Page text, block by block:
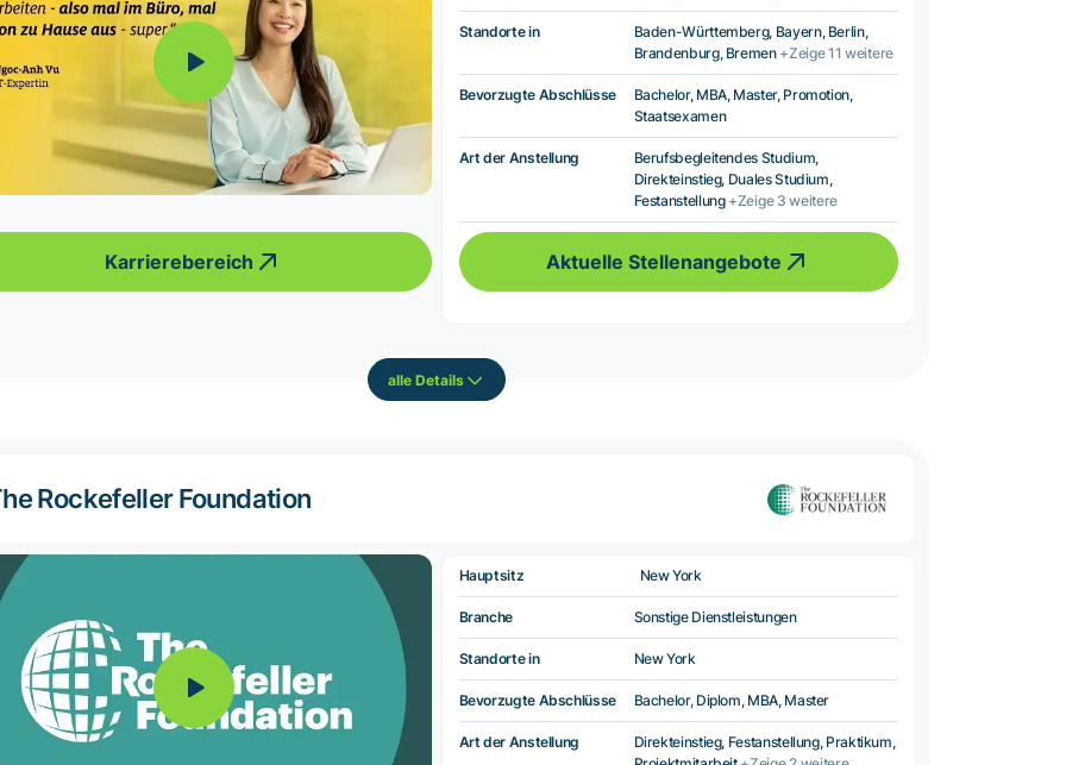
Karrierebereich
Standorte in
Baden-Württemberg, Bayern, Berlin,
Brandenburg, Bremen +Zeige 11 weitere
Bevorzugte Abschlüsse
Bachelor, MBA, Master, Promotion,
Staatsexamen
Art der Anstellung
Berufsbegleitendes Studium,
Direkteinstieg, Duales Studium,
Festanstellung +Zeige 3 weitere
Aktuelle Stellenangebote
alle Details
Rockefeller Foundation
Hauptsitz New York
Branche Sonstige Dienstleistungen
Standorte in New York
Bevorzugte Abschlüsse Bachelor, Diplom, MBA, Master
Art der Anstellung
Direkteinstieg, Festanstellung, Praktikum,